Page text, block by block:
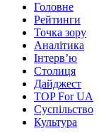
Головне
Рейтинги
Точка зору
Аналітика
Інтерв’ю
Столиця
Дайджест
TOP For UA
Суспiльство
Культура